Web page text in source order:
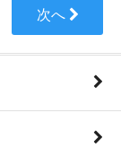
次へ